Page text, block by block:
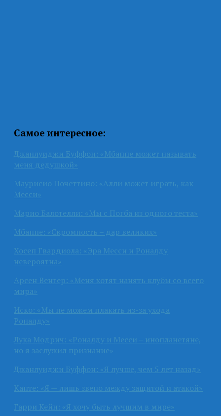
Самое интересное:
Джанлуиджи Буффон: «Мбаппе может называть
меня дедушкой»
Маурисио Почеттино: «Алли может играть, как
Месси»
Марио Балотелли: «Мы с Погба из одного теста»
Мбаппе: «Скромность – дар великих»
Хосеп Гвардиола: «Эра Месси и Роналду
невероятна»
Арсен Венгер: «Меня хотят нанять клубы со всего
мира»
Иско: «Мы не можем плакать из-за ухода
Роналду»
Лука Модрич: «Роналду и Месси – инопланетяне,
но я заслужил признание»
Джанлуиджи Буффон: «Я лучше, чем 5 лет назад»
Канте: «Я — лишь звено между защитой и атакой»
Гарри Кейн: «Я хочу быть лучшим в мире»